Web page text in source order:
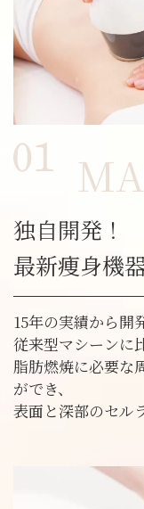
独自開発！
最新痩身機
15年の実績から開
従来型マシーンに
脂肪燃焼に必要な
ができ、
表面と深部のセル